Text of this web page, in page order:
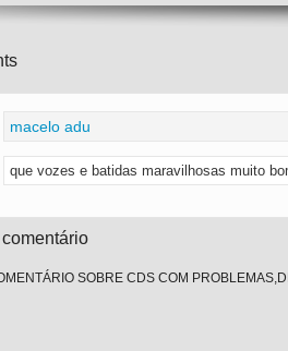
macelo adu
que vozes e batidas maravilhosas muito
SOBRE CDS COM